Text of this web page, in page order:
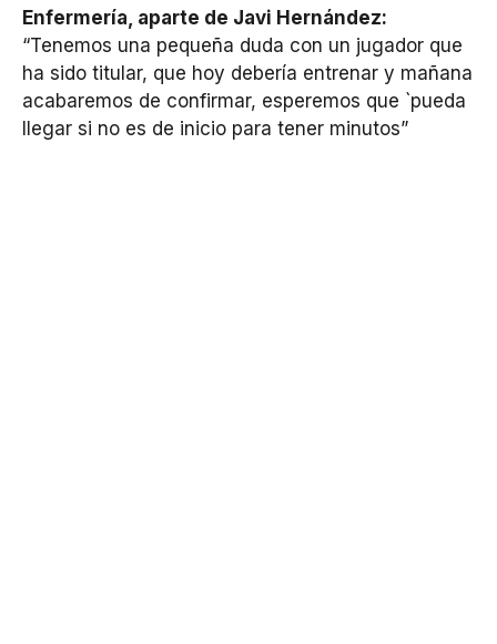
Enfermería, aparte de Javi Hernández:
“Tenemos una pequeña duda con un jugador que
ha sido titular, que hoy debería entrenar y mañana
acabaremos de confirmar, esperemos que `pueda
llegar si no es de inicio para tener minutos”